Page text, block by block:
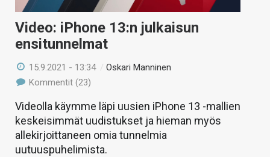
HAKU
Video: iPhone 13:n julkaisun
ensitunnelmat
15.9.2021 - 13:34 /Oskari Manninen
Kommentit (23)
Videolla käymme läpi uusien iPhone 13 -mallien
keskeisimmät uudistukset ja hieman myös
allekirjoittaneen omia tunnelmia
uutuuspuhelimista.